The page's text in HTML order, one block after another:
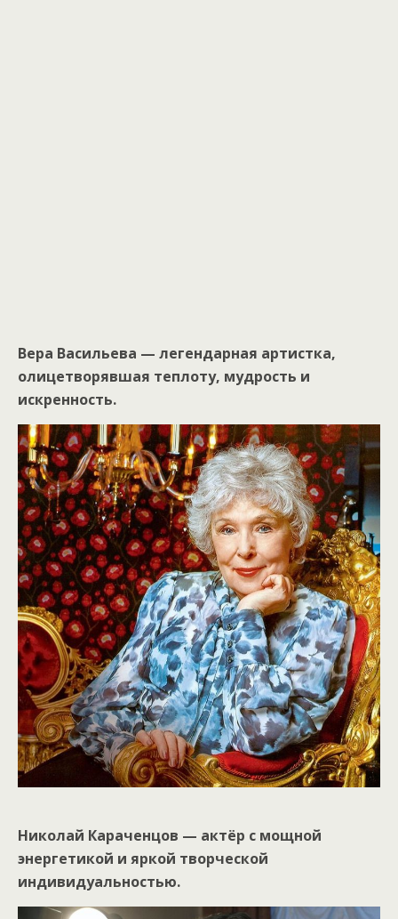
Вера Васильева — легендарная артистка,
олицетворявшая теплоту, мудрость и
искренность.
Николай Караченцов — актёр с мощной
энергетикой и яркой творческой
индивидуальностью.